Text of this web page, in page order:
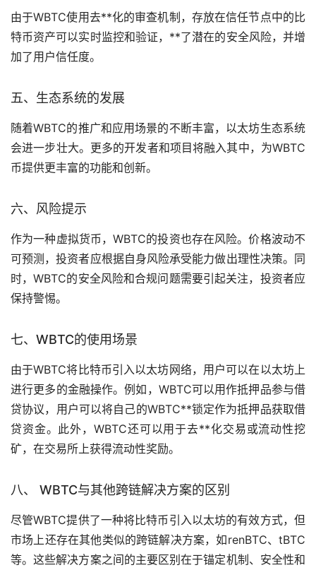
由于WBTC使用去**化的审查机制，存放在信任节点中的比
特币资产可以实时监控和验证，**了潜在的安全风险，并增
加了用户信任度。
五、生态系统的发展
随着WBTC的推广和应用场景的不断丰富，以太坊生态系统
会进一步壮大。更多的开发者和项目将融入其中，为WBTC
币提供更丰富的功能和创新。
六、风险提示
作为一种虚拟货币，WBTC的投资也存在风险。价格波动不
可预测，投资者应根据自身风险承受能力做出理性决策。同
时，WBTC的安全风险和合规问题需要引起关注，投资者应
保持警惕。
七、WBTC的使用场景
由于WBTC将比特币引入以太坊网络，用户可以在以太坊上
进行更多的金融操作。例如，WBTC可以用作抵押品参与借
贷协议，用户可以将自己的WBTC**锁定作为抵押品获取借
贷资金。此外，WBTC还可以用于去**化交易或流动性挖
矿，在交易所上获得流动性奖励。
八、 WBTC与其他跨链解决方案的区别
尽管WBTC提供了一种将比特币引入以太坊的有效方式，但
市场上还存在其他类似的跨链解决方案，如renBTC、tBTC
等。这些解决方案之间的主要区别在于锚定机制、安全性和